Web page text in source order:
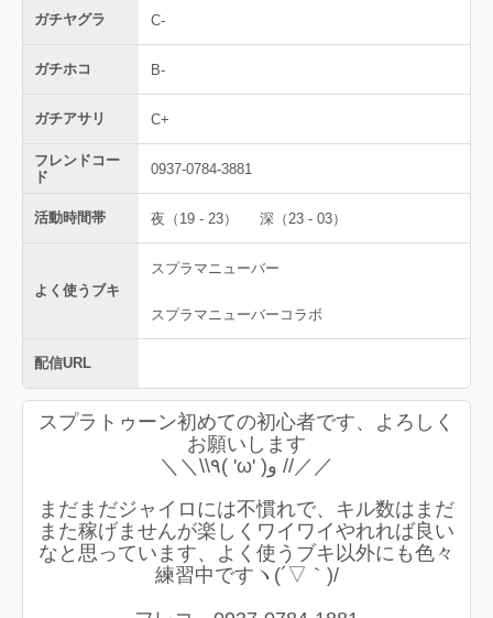
ガチヤグラ C-
ガチホコ B-
ガチアサリ C+
フレンドコー
ド
0937-0784-3881
活動時間帯 夜（19 - 23） 深（23 - 03）
よく使うブキ
スプラマニューバー
スプラマニューバーコラボ
配信URL
スプラトゥーン初めての初心者です、よろしく
お願いします
＼＼\\٩( 'ω' )و //／／
まだまだジャイロには不慣れで、キル数はまだ
また稼げませんが楽しくワイワイやれれば良い
なと思っています、よく使うブキ以外にも色々
練習中ですヽ(´▽｀)/